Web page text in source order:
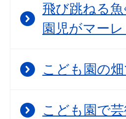
飛び跳ねる
園児がマー
こども園の
こども園で